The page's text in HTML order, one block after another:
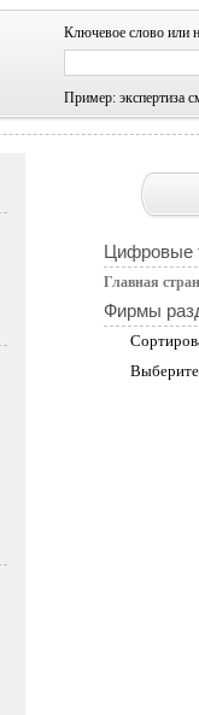
Ключевое слово или
Пример: экспертиза
Цифровые
Главная
Фирмы